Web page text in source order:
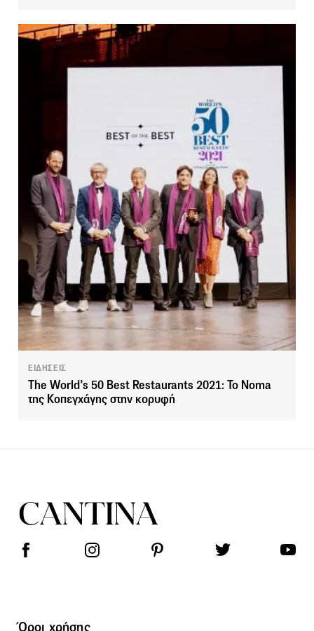
ΕΙΔΗΣΕΙΣ
The World’s 50 Best Restaurants 2021: To Noma
της Κοπεγχάγης στην κορυφή
Όροι χρήσης